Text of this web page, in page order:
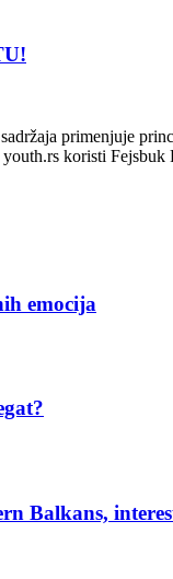
primenjuje
koristi
emocija
Balkans,